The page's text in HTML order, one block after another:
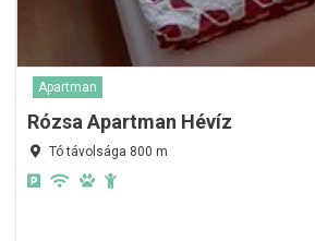
Apartman
Rózsa Apartman Hévíz
Tó távolsága 800 m